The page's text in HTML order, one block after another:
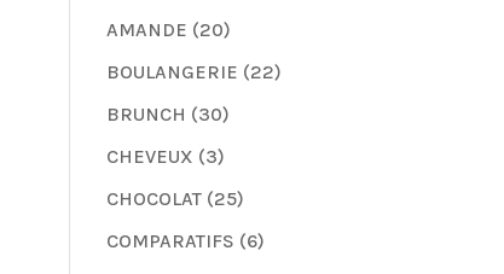
AMANDE (20)
BOULANGERIE (22)
BRUNCH (30)
CHEVEUX (3)
CHOCOLAT (25)
COMPARATIFS (6)